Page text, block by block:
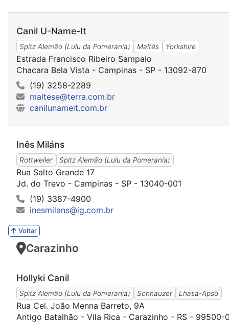
Canil U-Name-It
Spitz Alemão (Lulu da Pomerania) Maltês Yorkshire
Estrada Francisco Ribeiro Sampaio
Chacara Bela Vista - Campinas - SP - 13092-870
(19) 3258-2289
maltese@terra.com.br
canilunameit.com.br
Inês Miláns
Rottweiler Spitz Alemão (Lulu da Pomerania)
Rua Salto Grande 17
Jd. do Trevo - Campinas - SP - 13040-001
(19) 3387-4900
inesmilans@ig.com.br
Voltar
Carazinho
Hollyki Canil
Spitz Alemão (Lulu da Pomerania) Schnauzer Lhasa-Apso
Rua Cel. João Menna Barreto, 9A
Antigo Batalhão - Vila Rica - Carazinho - RS - 99500-